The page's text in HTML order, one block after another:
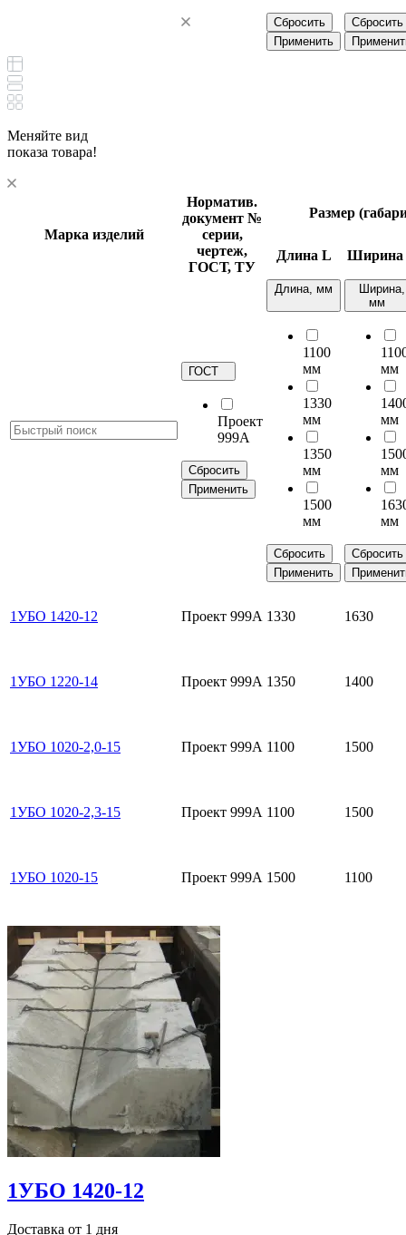
Сбросить
Применить
Сбросить
Меняйте вид
показа товара!
Марка изделий
Норматив.
документ №
серии,
чертеж,
ГОСТ, ТУ
Размер
Длина L Ширина
ГОСТ
Проект
999А
Сбросить
Применить
Длина, мм
1100
мм
1330
мм
1350
мм
1500
мм
Сбросить
Применить
Ширина,
мм
мм
мм
мм
мм
Сбросить
1УБО 1420-12 Проект 999А 1330 1630
1УБО 1220-14 Проект 999А 1350 1400
1УБО 1020-2,0-15 Проект 999А 1100 1500
1УБО 1020-2,3-15 Проект 999А 1100 1500
1УБО 1020-15 Проект 999А 1500 1100
1УБО 1420-12
Доставка от 1 дня